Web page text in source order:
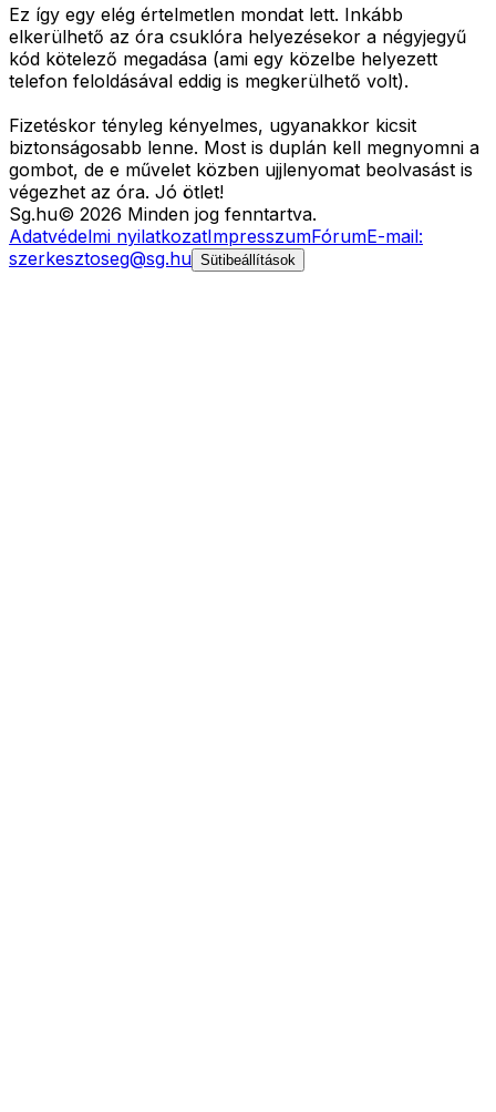
Ez így egy elég értelmetlen mondat lett. Inkább
elkerülhető az óra csuklóra helyezésekor a négyjegyű
kód kötelező megadása (ami egy közelbe helyezett
telefon feloldásával eddig is megkerülhető volt).
Fizetéskor tényleg kényelmes, ugyanakkor kicsit
biztonságosabb lenne. Most is duplán kell megnyomni a
gombot, de e művelet közben ujjlenyomat beolvasást is
végezhet az óra. Jó ötlet!
Sg.hu© 2026 Minden jog fenntartva.
Adatvédelmi nyilatkozatImpresszumFórumE-mail:
szerkesztoseg@sg.hu Sütibeállítások